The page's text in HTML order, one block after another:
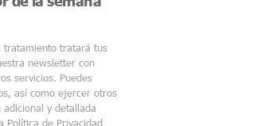
tratamiento tratará tus
newsletter con
servicios. Puedes
así como ejercer otros
y detallada
Política de Privacidad